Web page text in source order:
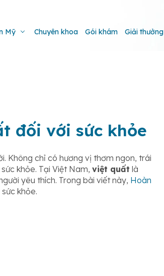
Mỹ Chuyên khoa Gói khám Giải thưởng
đối với sức khỏe
Không chỉ có hương vị thơm ngon, trái
khỏe. Tại Việt Nam, việt quất là
yêu thích. Trong bài viết này, Hoàn
khỏe.